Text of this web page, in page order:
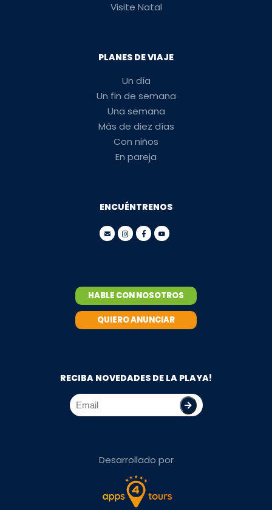
Visite Natal
PLANES DE VIAJE
Un día
Un fin de semana
Una semana
Más de diez días
Con niños
En pareja
ENCUÉNTRENOS
HABLE CON NOSOTROS
QUIERO ANUNCIAR
RECIBA NOVEDADES DE LA PLAYA!
Desarrollado por